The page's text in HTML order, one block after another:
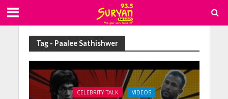
Tag - Paalee Sathishwer
CELEBRITY TALK VIDEOS